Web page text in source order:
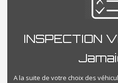
INSPECTION
A la suite de votre choix des